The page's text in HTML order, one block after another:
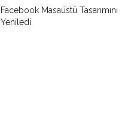
Facebook Masaüstü Tasarımını
Yeniledi